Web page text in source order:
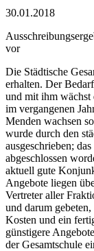
30.01.2018
vor
Die Städtische
erhalten. Der
und mit ihm wächst
im vergangenen
Menden wachsen
wurde durch den
ausgeschrieben;
abgeschlossen
aktuell gute
Angebote liegen
Vertreter aller
und darum
Kosten und ein
günstigere
der Gesamtschule